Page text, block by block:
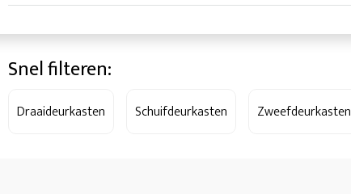
Snel filteren:
Draaideurkasten Schuifdeurkasten Zweefdeurkasten